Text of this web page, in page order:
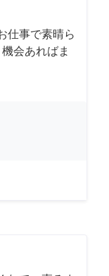
仕事で素晴ら
会あればま